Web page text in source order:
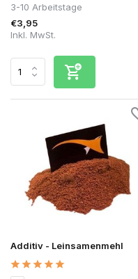
3-10 Arbeitstage
€3,95
Inkl. MwSt.
Additiv - Leinsamenmehl